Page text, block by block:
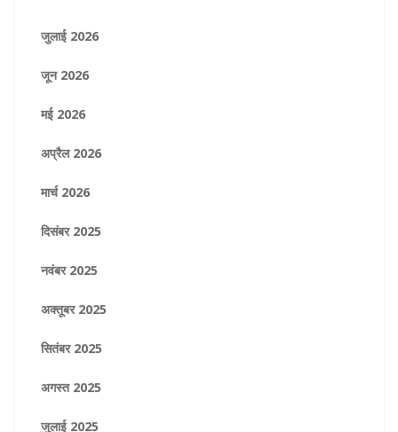
जुलाई 2026
जून 2026
मई 2026
अप्रैल 2026
मार्च 2026
दिसंबर 2025
नवंबर 2025
अक्तूबर 2025
सितंबर 2025
अगस्त 2025
जुलाई 2025